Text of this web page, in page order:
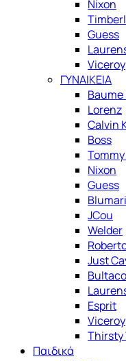
Nixon
Guess
Viceroy
ΓΥΝΑΙΚΕΙΑ
Lorenz
Calvin
Boss
Nixon
Guess
JCou
Welder
Just
Bultaco
Esprit
Viceroy
Thirsty
Παιδικά